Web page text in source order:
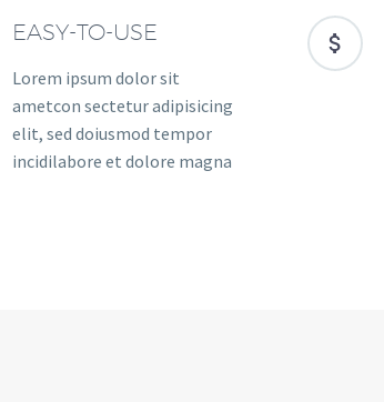
EASY-TO-USE
Lorem ipsum dolor sit
ametcon sectetur adipisicing
elit, sed doiusmod tempor
incidilabore et dolore magna

